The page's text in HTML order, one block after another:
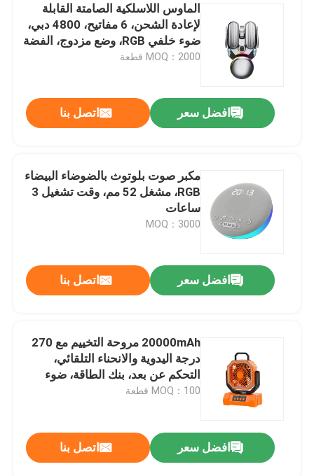
المنتجات
حولنا
الماوس اللاسلكية الصامتة القابلة
لإعادة الشحن، 6 مفاتيح، 4800 دبي،
ضوء خلفي RGB، وضع مزدوج، الفضة
المعدنية
MOQ：2000 قطعة
افضل سعر اتصل بنا
مكبر صوت بلوتوث بالضوضاء البيضاء
RGB، مشغل 52 مم، وقت تشغيل 3
ساعات
MOQ：3000
افضل سعر اتصل بنا
20000mAh مروحة التخييم مع 270
درجة اليدوية والانحناء التلقائي،
التحكم عن بعد، بنك الطاقة، ضوء
LED
MOQ：100 قطعة
افضل سعر اتصل بنا
2.1 مكبر الصوت المحيطي السلكي للكمبيوتر القريب